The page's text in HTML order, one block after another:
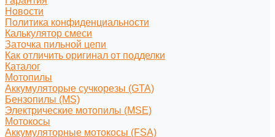
Новости
Политика конфиденциальности
Калькулятор смеси
Заточка пильной цепи
Как отличить оригинал от подделки
Каталог
Мотопилы
Аккумуляторые сучкорезы (GTA)
Бензопилы (MS)
Электрические мотопилы (MSE)
Мотокосы
Аккумуляторные мотокосы (FSA)